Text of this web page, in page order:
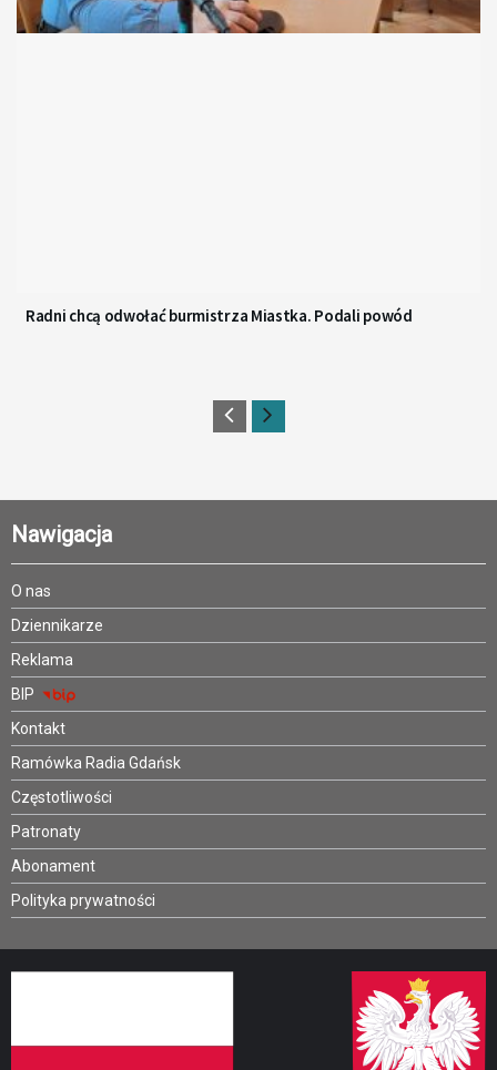
Radni chcą odwołać burmistrza Miastka. Podali powód
Nawigacja
O nas
Dziennikarze
Reklama
BIP
Kontakt
Ramówka Radia Gdańsk
Częstotliwości
Patronaty
Abonament
Polityka prywatności